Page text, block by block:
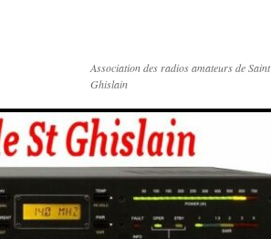
Association des radios amateurs de Saint
Ghislain